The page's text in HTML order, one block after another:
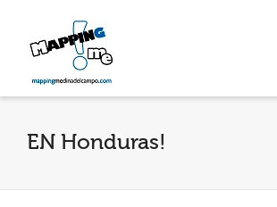
EN Honduras!